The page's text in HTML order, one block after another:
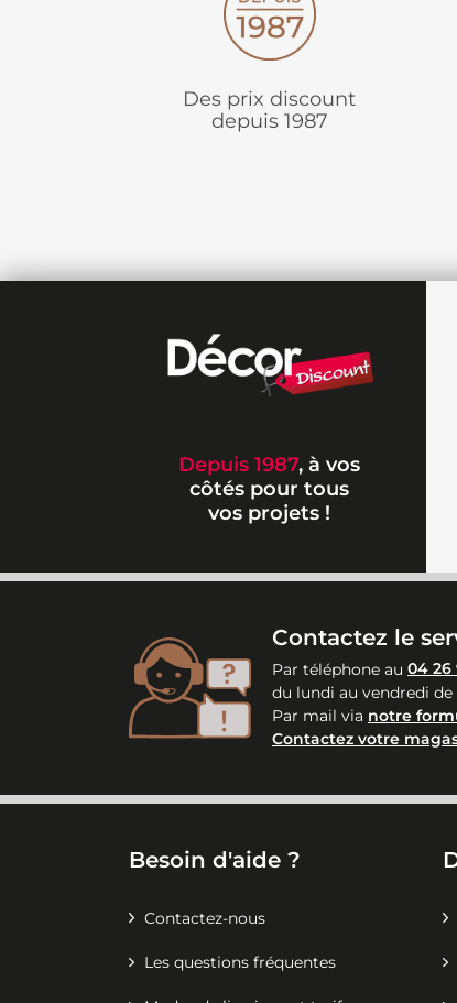
Des prix discount
depuis 1987
Depuis 1987, à vos
côtés pour tous
vos projets !
Contactez le
Par téléphone au 04 26
du lundi au vendredi de
Par mail via notre
Contactez votre
Besoin d'aide ?
Contactez-nous
Les questions fréquentes